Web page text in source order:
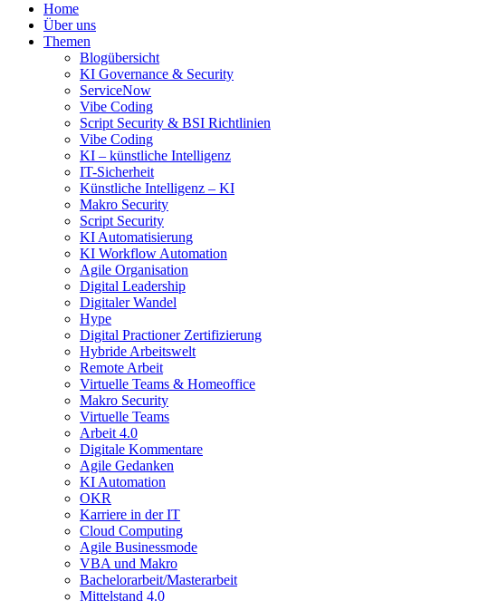
Home
Über uns
Themen
Blogübersicht
KI Governance & Security
ServiceNow
Vibe Coding
Script Security & BSI Richtlinien
Vibe Coding
KI – künstliche Intelligenz
IT-Sicherheit
Künstliche Intelligenz – KI
Makro Security
Script Security
KI Automatisierung
KI Workflow Automation
Agile Organisation
Digital Leadership
Digitaler Wandel
Hype
Digital Practioner Zertifizierung
Hybride Arbeitswelt
Remote Arbeit
Virtuelle Teams & Homeoffice
Makro Security
Virtuelle Teams
Arbeit 4.0
Digitale Kommentare
Agile Gedanken
KI Automation
OKR
Karriere in der IT
Cloud Computing
Agile Businessmode
VBA und Makro
Bachelorarbeit/Masterarbeit
Mittelstand 4.0